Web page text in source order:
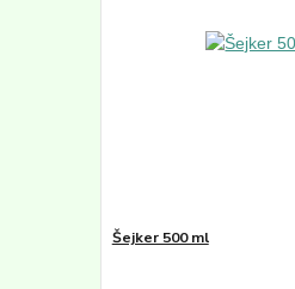
Šejker 500 ml